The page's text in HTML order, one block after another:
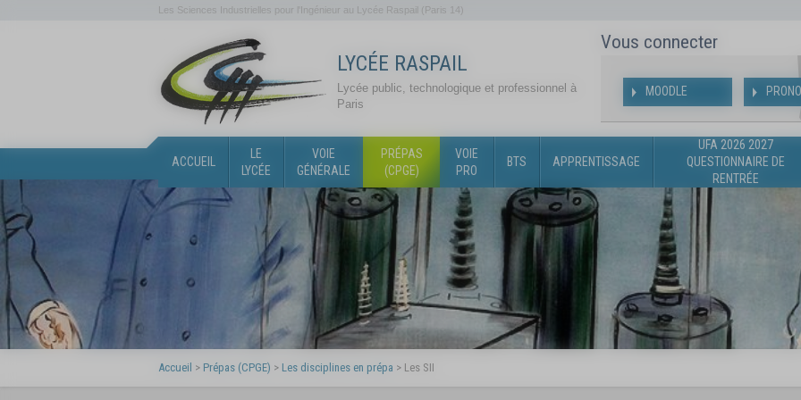
Les Sciences Industrielles pour l'Ingénieur au Lycée Raspail (Paris 14)
LYCÉE RASPAIL
Lycée public, technologique et professionnel à
Paris
Vous connecter
MOODLE
ACCUEIL
LE
LYCÉE
VOIE
GÉNÉRALE
PRÉPAS
(CPGE)
VOIE
PRO
BTS APPRENTISSAGE
UFA 2026 2027
QUESTIONNAIRE DE
RENTRÉE
Accueil > Prépas (CPGE) > Les disciplines en prépa > Les SII
Panneau de gestion des cookies